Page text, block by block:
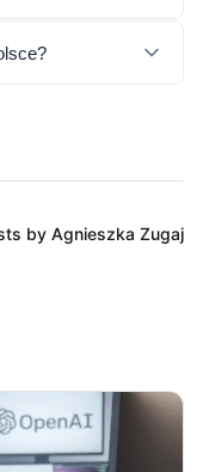
by Agnieszka Zugaj